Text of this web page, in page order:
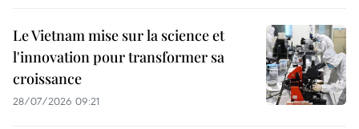
Le Vietnam mise sur la science et
l'innovation pour transformer sa
croissance
28/07/2026 09:21